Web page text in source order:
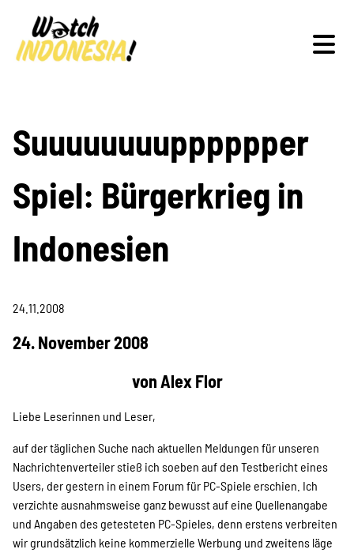
Schwerpunkte
Veranstaltungen
Projekte
Kampagne
Stellenangebote
Suuuuuuuupppppper
Spiel: Bürgerkrieg in
Indonesien
24.11.2008
24. November 2008
von Alex Flor
Liebe Leserinnen und Leser,
auf der täglichen Suche nach aktuellen Meldungen für unseren
Nachrichtenverteiler stieß ich soeben auf den Testbericht eines
Users, der gestern in einem Forum für PC-Spiele erschien. Ich
verzichte ausnahmsweise ganz bewusst auf eine Quellenangabe
und Angaben des getesteten PC-Spieles, denn erstens verbreiten
wir grundsätzlich keine kommerzielle Werbung und zweitens läge